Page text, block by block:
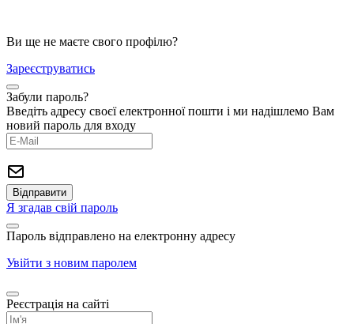
Ви ще не маєте свого профілю?
Зареєструватись
Забули пароль?
Введіть адресу своєї електронної пошти і ми надішлемо Вам
новий пароль для входу
Я згадав свій пароль
Пароль відправлено на електронну адресу
Увійти з новим паролем
Реєстрація на сайті